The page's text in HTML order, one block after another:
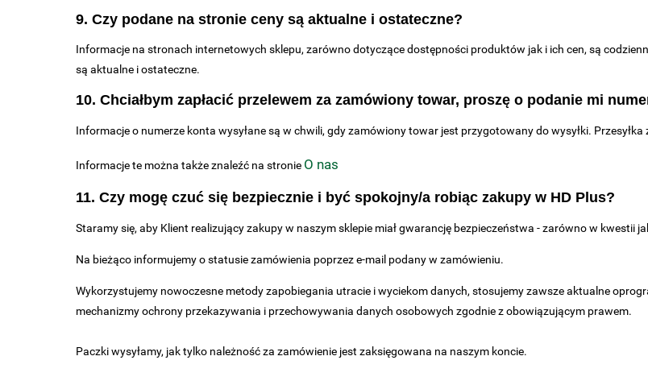
9. Czy podane na stronie ceny są aktualne i ostateczne?
Informacje na stronach internetowych sklepu, zarówno dotyczące dostępności produktów jak i ich cen, są
są aktualne i ostateczne.
10. Chciałbym zapłacić przelewem za zamówiony towar, proszę o podanie mi
Informacje o numerze konta wysyłane są w chwili, gdy zamówiony towar jest przygotowany do wysyłki.
Informacje te można także znaleźć na stronie O nas
11. Czy mogę czuć się bezpiecznie i być spokojny/a robiąc zakupy w HD Plus?
Staramy się, aby Klient realizujący zakupy w naszym sklepie miał gwarancję bezpieczeństwa - zarówno w kwestii
Na bieżąco informujemy o statusie zamówienia poprzez e-mail podany w zamówieniu.
Wykorzystujemy nowoczesne metody zapobiegania utracie i wyciekom danych, stosujemy zawsze aktualne
mechanizmy ochrony przekazywania i przechowywania danych osobowych zgodnie z obowiązującym prawem.
Paczki wysyłamy, jak tylko należność za zamówienie jest zaksięgowana na naszym koncie.